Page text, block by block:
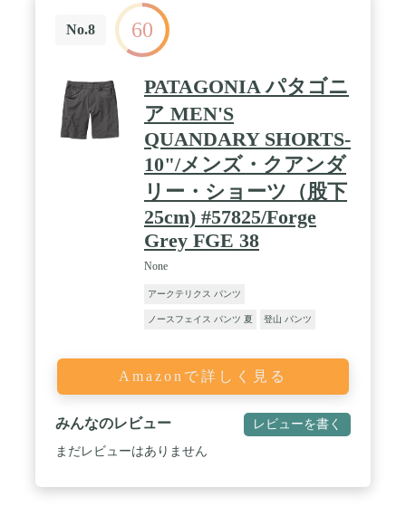
No.8 60
PATAGONIA パタゴニ
ア MEN'S
QUANDARY SHORTS-
10"/メンズ・クアンダ
リー・ショーツ（股下
25cm) #57825/Forge
Grey FGE 38
None
アークテリクス パンツ
ノースフェイス パンツ 夏 登山 パンツ
Amazonで詳しく見る
みんなのレビュー レビューを書く
まだレビューはありません